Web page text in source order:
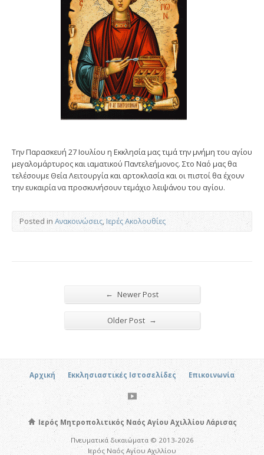
Την Παρασκευή 27 Ιουλίου η Εκκλησία μας τιμά την μνήμη του αγίου
μεγαλομάρτυρος και ιαματικού Παντελεήμονος. Στο Ναό μας θα
τελέσουμε Θεία Λειτουργία και αρτοκλασία και οι πιστοί θα έχουν
την ευκαιρία να προσκυνήσουν τεμάχιο λειψάνου του αγίου.
Posted in Ανακοινώσεις,Ιερές Ακολουθίες
← Newer Post
Older Post →
Αρχική Εκκλησιαστικές Ιστοσελίδες Επικοινωνία
Ιερός Μητροπολιτικός Ναός Αγίου Αχιλλίου Λάρισας
Πνευματικά δικαιώματα © 2013-2026
Ιερός Ναός Αγίου Αχιλλίου